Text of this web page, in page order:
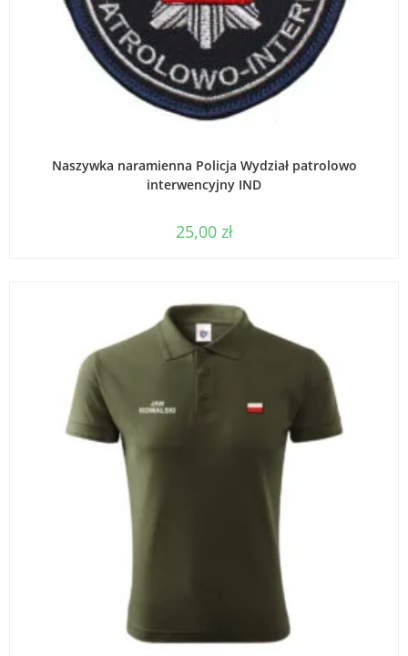
Naszywka naramienna Policja Wydział patrolowo
interwencyjny IND
25,00 zł